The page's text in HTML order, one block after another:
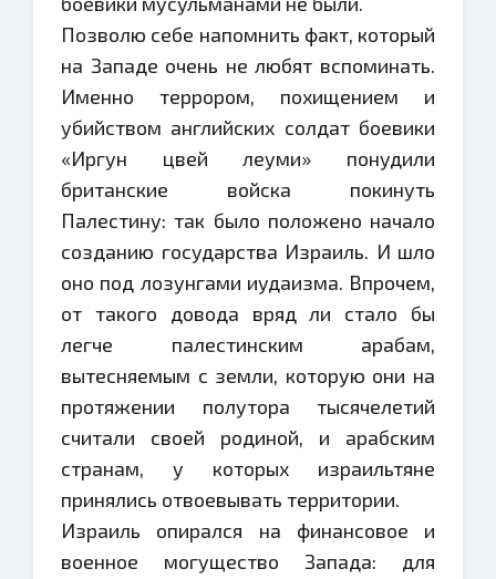
Позволю себе напомнить факт, который
на Западе очень не любят вспоминать.
Именно террором, похищением и
убийством английских солдат боевики
«Иргун цвей леуми» понудили
британские войска покинуть
Палестину: так было положено начало
созданию государства Израиль. И шло
оно под лозунгами иудаизма. Впрочем,
от такого довода вряд ли стало бы
легче палестинским арабам,
вытесняемым с земли, которую они на
протяжении полутора тысячелетий
считали своей родиной, и арабским
странам, у которых израильтяне
принялись отвоевывать территории.
Израиль опирался на финансовое и
военное могущество Запада: для